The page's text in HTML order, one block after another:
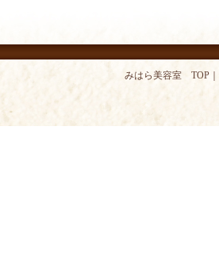
みはら美容室 TOP